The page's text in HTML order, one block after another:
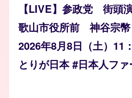
【LIVE】参政党 街頭
歌山市役所前 神谷宗
2026年8月8日（土）11
とりが日本 #日本人フ